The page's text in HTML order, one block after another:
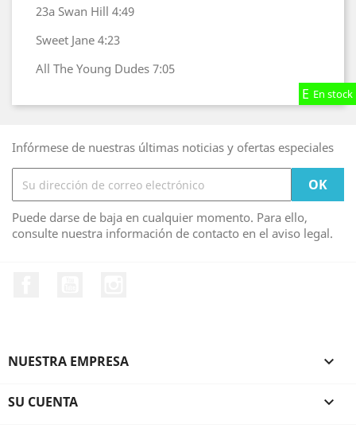
En stock
En stock
En stock
23a Swan Hill 4:49
Sweet Jane 4:23
All The Young Dudes 7:05
Infórmese de nuestras últimas noticias y ofertas especiales
Puede darse de baja en cualquier momento. Para ello,
consulte nuestra información de contacto en el aviso legal.
NUESTRA EMPRESA 
SU CUENTA 